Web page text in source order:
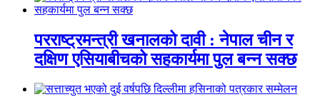
परराष्ट्रमन्त्री खनालको दावी : नेपाल चीन र
दक्षिण एसियाबीचको सहकार्यमा पुल बन्न सक्छ